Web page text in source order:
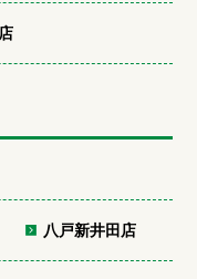
八戸新井田店